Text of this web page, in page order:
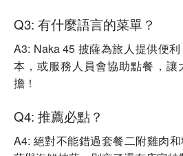
Q3: 有什麼語言的菜單？
A3: Naka 45 披薩為旅人提供便
本，或服務人員會協助點餐，讓
擔！
Q4: 推薦必點？
A4: 絕對不能錯過套餐二附雞肉